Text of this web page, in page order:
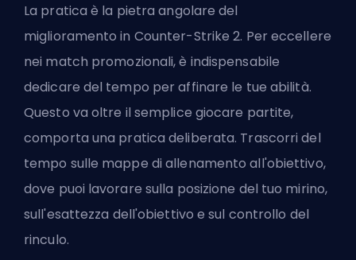
La pratica è la pietra angolare del
miglioramento in Counter-Strike 2. Per eccellere
nei match promozionali, è indispensabile
dedicare del tempo per affinare le tue abilità.
Questo va oltre il semplice giocare partite,
comporta una pratica deliberata. Trascorri del
tempo sulle mappe di allenamento all'obiettivo,
dove puoi lavorare sulla posizione del tuo mirino,
sull'esattezza dell'obiettivo e sul controllo del
rinculo.